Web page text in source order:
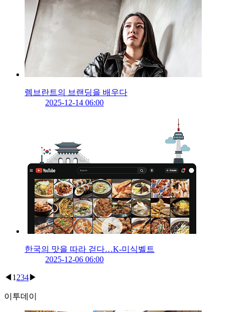
렘브란트의 브랜딩을 배우다
2025-12-14 06:00
한국의 맛을 따라 걷다…K-미식벨트
2025-12-06 06:00
◀ 1 234▶
이투데이